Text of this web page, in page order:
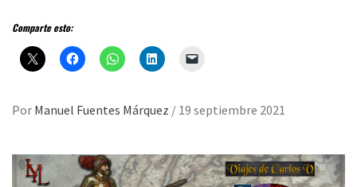
Comparte esto:
Por Manuel Fuentes Márquez / 19 septiembre 2021